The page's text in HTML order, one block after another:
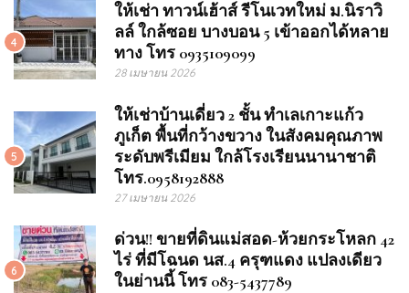
4
ให้เช่า ทาวน์เฮ้าส์ รีโนเวทใหม่ ม.นิราวิ
ลล์ ใกล้ซอย บางบอน 5 เข้าออกได้หลาย
ทาง โทร 0935109099
28 เมษายน 2026
5
ให้เช่าบ้านเดี่ยว 2 ชั้น ทำเลเกาะแก้ว
ภูเก็ต พื้นที่กว้างขวาง ในสังคมคุณภาพ
ระดับพรีเมียม ใกล้โรงเรียนนานาชาติ
โทร.0958192888
27 เมษายน 2026
6
ด่วน!! ขายที่ดินแม่สอด-ห้วยกระโหลก 42
ไร่ ที่มีโฉนด นส.4 ครุฑแดง แปลงเดียว
ในย่านนี้ โทร 083-5437789